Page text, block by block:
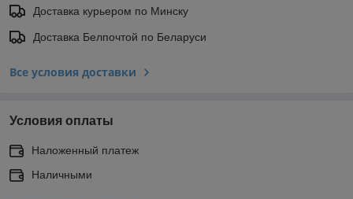
Доставка курьером по Минску
Доставка Белпочтой по Беларуси
Все условия доставки
Условия оплаты
Наложенный платеж
Наличными